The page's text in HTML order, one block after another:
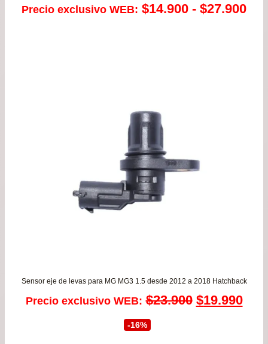
Precio exclusivo WEB: $14.900 - $27.900
Sensor eje de levas para MG MG3 1.5 desde 2012 a 2018 Hatchback
Precio exclusivo WEB: $23.900 El
$19.990El
-16%